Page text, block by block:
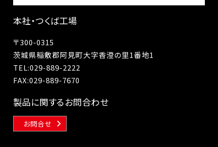
本社・つくば工場
〒300-0315
茨城県稲敷郡阿見町大字香澄の里1番地1
TEL:029-889-2222
FAX:029-889-7670
製品に関するお問合わせ
お問合せ